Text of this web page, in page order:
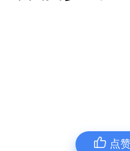
点